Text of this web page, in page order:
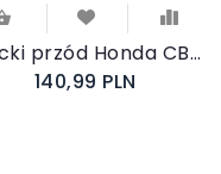
Klocki przód Honda CB400 Superfour 1999-2003 EBC FA296HH
140,99 PLN